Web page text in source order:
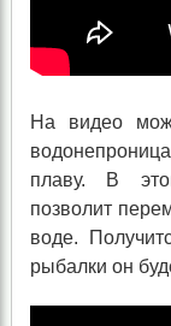
На видео
плаву. В
позволит
воде.
рыбалки он